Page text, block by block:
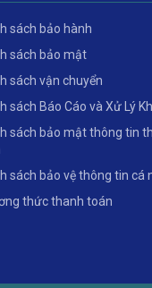
sách bảo hành
sách bảo mật
sách vận chuyển
sách Báo Cáo và Xử Lý
sách bảo mật thông tin
sách bảo vệ thông tin cá
thức thanh toán